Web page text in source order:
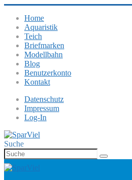
Home
Aquaristik
Teich
Briefmarken
Modellbahn
Blog
Benutzerkonto
Kontakt
Datenschutz
Impressum
Log-In
Suche